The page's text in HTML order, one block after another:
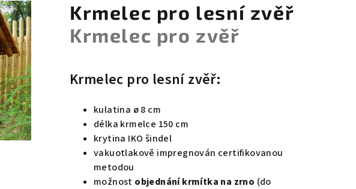
Krmelec pro lesní zvěř
Krmelec pro zvěř
Krmelec pro lesní zvěř:
kulatina ø 8 cm
délka krmelce 150 cm
krytina IKO šindel
vakuotlakově impregnován certifikovanou
metodou
možnost objednání krmítka na zrno (do